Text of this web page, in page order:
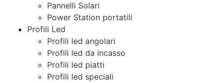
Pannelli Solari
Power Station portatili
Profili Led
Profili led angolari
Profili led da incasso
Profili led piatti
Profili led speciali